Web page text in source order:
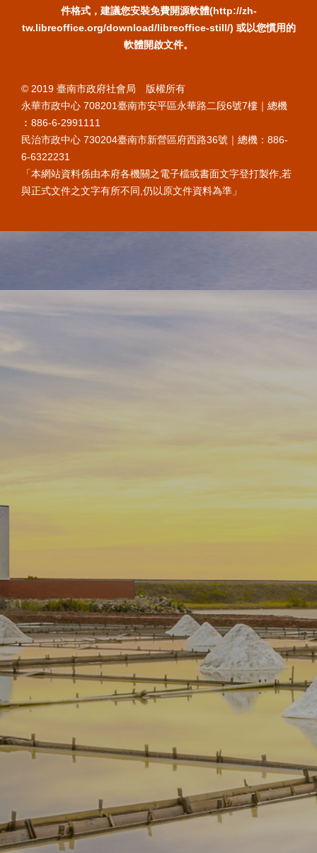
件格式，建議您安裝免費開源軟體(http://zh-
tw.libreoffice.org/download/libreoffice-still/) 或以您慣用的
軟體開啟文件。
© 2019 臺南市政府社會局 版權所有
永華市政中心 708201臺南市安平區永華路二段6號7樓｜總機
︰886-6-2991111
民治市政中心 730204臺南市新營區府西路36號｜總機：886-
6-6322231
「本網站資料係由本府各機關之電子檔或書面文字登打製作,若
與正式文件之文字有所不同,仍以原文件資料為準」